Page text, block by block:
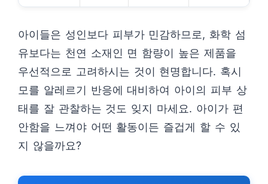
아이들은 성인보다 피부가 민감하므로, 화학 섬
유보다는 천연 소재인 면 함량이 높은 제품을
우선적으로 고려하시는 것이 현명합니다. 혹시
모를 알레르기 반응에 대비하여 아이의 피부 상
태를 잘 관찰하는 것도 잊지 마세요. 아이가 편
안함을 느껴야 어떤 활동이든 즐겁게 할 수 있
지 않을까요?